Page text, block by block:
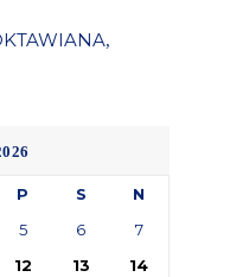
,
P S
N
5 6
7
12 13
14